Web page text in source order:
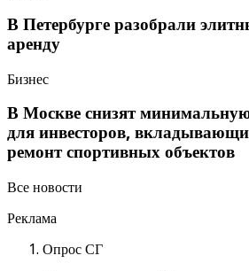
В Петербурге разобрали
аренду
Бизнес
В Москве снизят
для инвесторов,
ремонт спортивных объектов
Все новости
Реклама
Опрос СГ